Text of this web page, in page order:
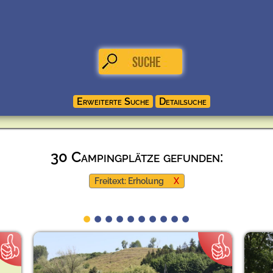
30 Campingplätze gefunden:
Freitext: Erholung X